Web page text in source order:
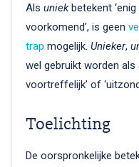
Als uniekbetekent
voorkomend’, is geen
trap mogelijk. Unieker,
wel gebruikt worden als
voortreffelijk’ of
Toelichting
De oorspronkelijke